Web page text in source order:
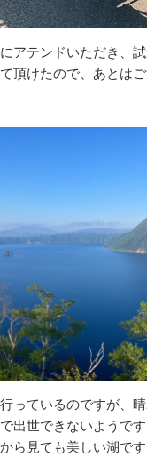
アテンドいただき、
頂けたので、あとは
っているのですが、
出世できないようで
ら見ても美しい湖です